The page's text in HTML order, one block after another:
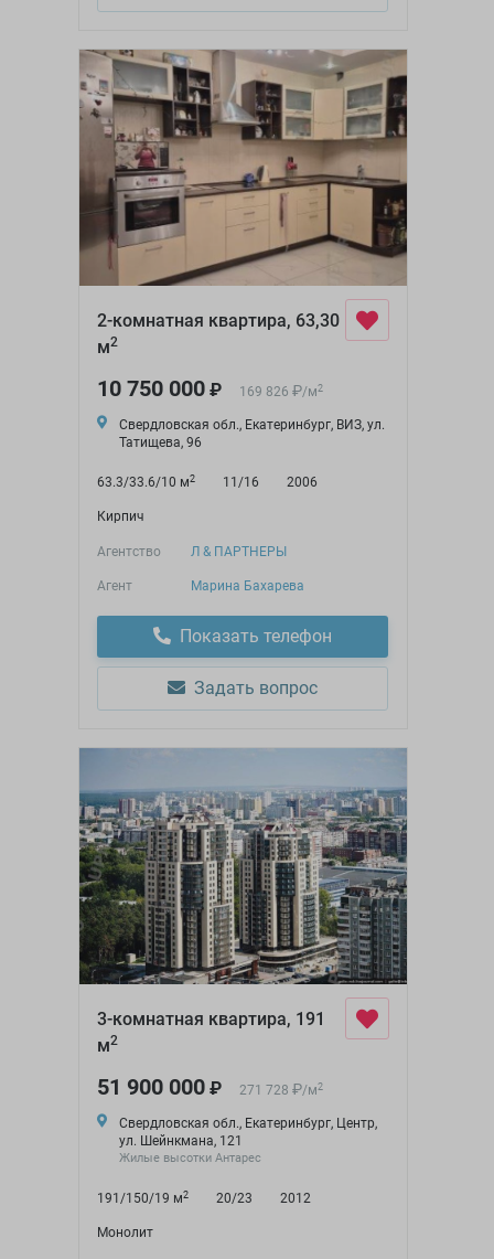
2-комнатная квартира, 63,30
м2
10 750 000₽ 169 826 ₽/м2
Свердловская обл., Екатеринбург, ВИЗ, ул.
Татищева, 96
63.3/33.6/10 м2 11/16 2006
Кирпич
Агентство Л & ПАРТНЕРЫ
Агент Марина Бахарева
Показать телефон
Задать вопрос
3-комнатная квартира, 191
м2
51 900 000₽ 271 728 ₽/м2
Свердловская обл., Екатеринбург, Центр,
ул. Шейнкмана, 121
Жилые высотки Антарес
191/150/19 м2 20/23 2012
Монолит